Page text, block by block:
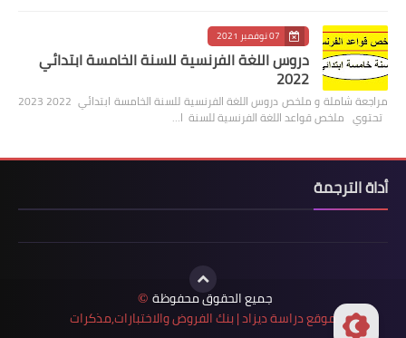
07 نوفمبر 2021
دروس اللغة الفرنسية للسنة الخامسة ابتدائي
2022
مراجعة شاملة و ملخص دروس اللغة الفرنسية للسنة الخامسة ابتدائي 2022 2023
تحتوي ملخص قواعد اللغة الفرنسية للسنة ا…
أداة الترجمة
جميع الحقوق محفوظة ©
موقع دراسة ديزاد | بنك الفروض والاختبارات,مذكرات